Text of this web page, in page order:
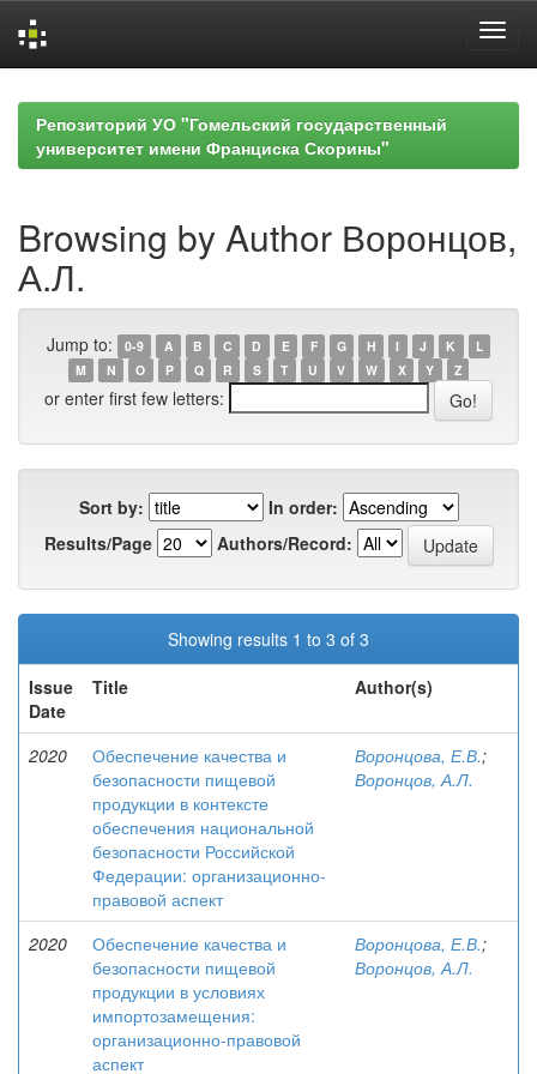
navigationРепозиторий УО "Гомельский государственный
университет имени Франциска Скорины"
Browsing by Author Воронцов,
А.Л.
Jump to: 0-9 A B C D E F G H I J K
L
M
N O P Q R S T U V W X Y Z
or enter first few letters:
Sort by:
In order:
Results/Page
Authors/Record:
Showing results 1 to 3 of 3
Issue
Date
Title Author(s)
2020
Обеспечение качества и
безопасности пищевой
продукции в контексте
обеспечения национальной
безопасности Российской
Федерации: организационно-
правовой аспект
Воронцова, Е.В.;
Воронцов, А.Л.
2020
Обеспечение качества и
безопасности пищевой
продукции в условиях
импортозамещения:
организационно-правовой
аспект
Воронцова, Е.В.;
Воронцов, А.Л.